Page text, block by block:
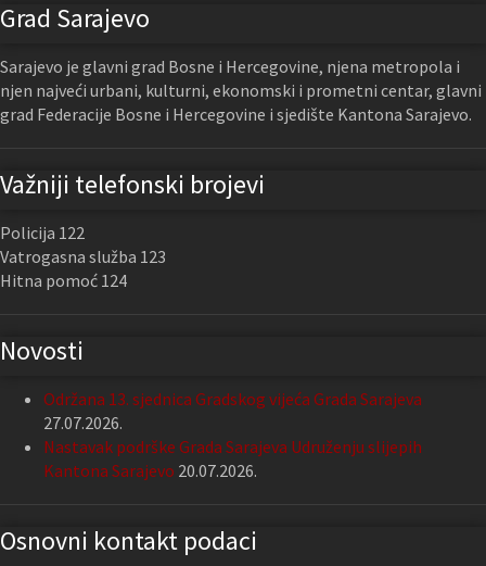
Grad Sarajevo
Sarajevo je glavni grad Bosne i Hercegovine, njena metropola i
njen najveći urbani, kulturni, ekonomski i prometni centar, glavni
grad Federacije Bosne i Hercegovine i sjedište Kantona Sarajevo.
Važniji telefonski brojevi
Policija 122
Vatrogasna služba 123
Hitna pomoć 124
Novosti
Održana 13. sjednica Gradskog vijeća Grada Sarajeva
27.07.2026.
Nastavak podrške Grada Sarajeva Udruženju slijepih
Kantona Sarajevo 20.07.2026.
Osnovni kontakt podaci